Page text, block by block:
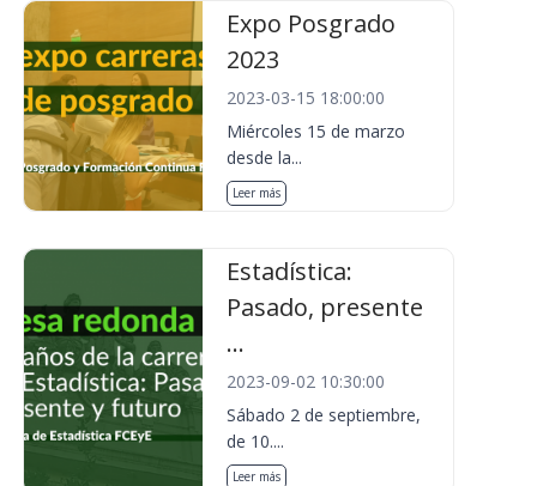
Expo Posgrado
2023
2023-03-15 18:00:00
Miércoles 15 de marzo
desde la...
Leer más
Estadística:
Pasado, presente
...
2023-09-02 10:30:00
Sábado 2 de septiembre,
de 10....
Leer más